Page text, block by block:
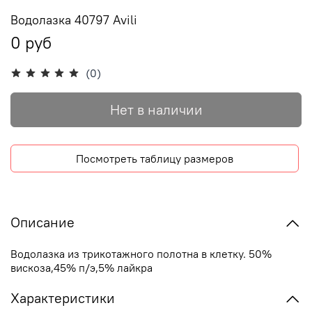
(0)
Водолазка 40797 Avili
0 руб
Нет в наличии
Посмотреть таблицу размеров
Описание
Водолазка из трикотажного полотна в клетку. 50%
вискоза,45% п/э,5% лайкра
Характеристики